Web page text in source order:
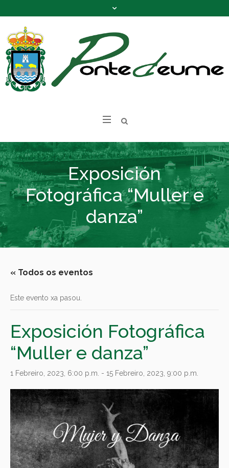
Exposición
Fotográfica “Muller e
danza”
« Todos os eventos
Este evento xa pasou.
Exposición Fotográfica
“Muller e danza”
1 Febreiro, 2023, 6:00 p.m. - 15 Febreiro, 2023, 9:00 p.m.